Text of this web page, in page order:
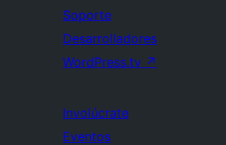
Soporte
Desarrolladores
WordPress.tv ↗
Involúcrate
Eventos